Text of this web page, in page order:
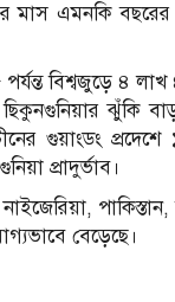
মাস এমনকি বছরের
বিশ্বজুড়ে ৪
ঝুঁকি
গুয়াংডং প্রদেশে
প্রাদুর্ভাব।
বেড়েছে।